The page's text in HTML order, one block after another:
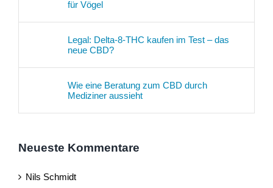
für Vögel
Legal: Delta-8-THC kaufen im Test – das
neue CBD?
Wie eine Beratung zum CBD durch
Mediziner aussieht
Neueste Kommentare
Nils Schmidt